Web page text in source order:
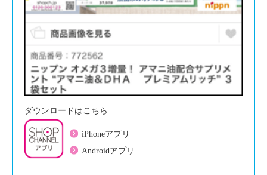
ダウンロードはこちら
iPhoneアプリ
Androidアプリ